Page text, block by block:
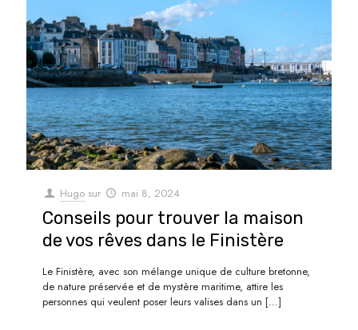
Hugo sur mai 8, 2024
Conseils pour trouver la maison
de vos rêves dans le Finistère
Le Finistère, avec son mélange unique de culture bretonne,
de nature préservée et de mystère maritime, attire les
personnes qui veulent poser leurs valises dans un […]